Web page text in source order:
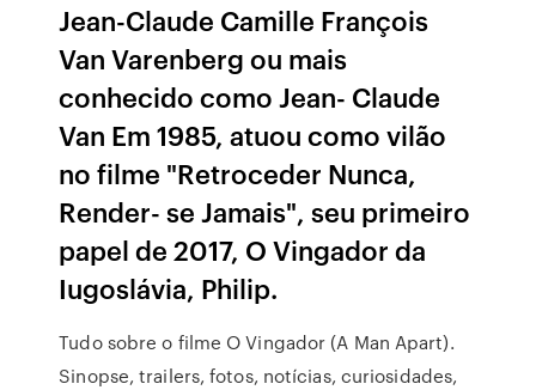
Jean-Claude Camille François
Van Varenberg ou mais
conhecido como Jean- Claude
Van Em 1985, atuou como vilão
no filme "Retroceder Nunca,
Render- se Jamais", seu primeiro
papel de 2017, O Vingador da
Iugoslávia, Philip.
Tudo sobre o filme O Vingador (A Man Apart).
Sinopse, trailers, fotos, notícias, curiosidades,